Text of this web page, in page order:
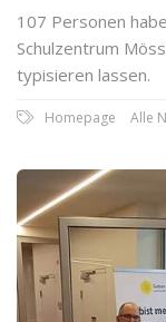
107 Personen
Schulzentrum
typisieren lassen.
Homepage Alle